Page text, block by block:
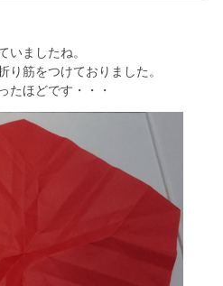
いましたね。
り筋をつけておりました。
たほどです・・・